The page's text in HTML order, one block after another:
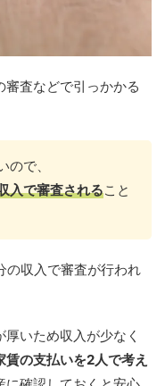
査などで引っかかる
で、
入で審査されること
の収入で審査が行われ
いため収入が少なく
賃の支払いを2人で考え